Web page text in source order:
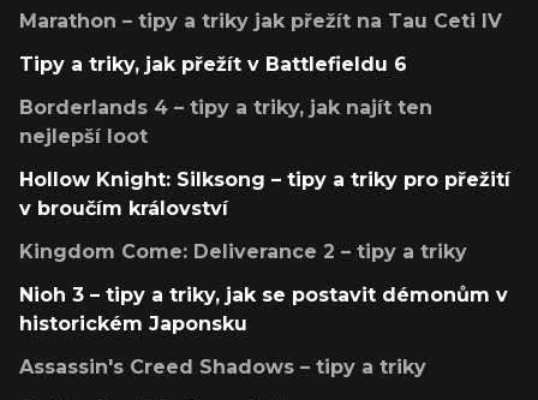
Marathon – tipy a triky jak přežít na Tau Ceti IV
Tipy a triky, jak přežít v Battlefieldu 6
Borderlands 4 – tipy a triky, jak najít ten
nejlepší loot
Hollow Knight: Silksong – tipy a triky pro přežití
v broučím království
Kingdom Come: Deliverance 2 – tipy a triky
Nioh 3 – tipy a triky, jak se postavit démonům v
historickém Japonsku
Assassin's Creed Shadows – tipy a triky